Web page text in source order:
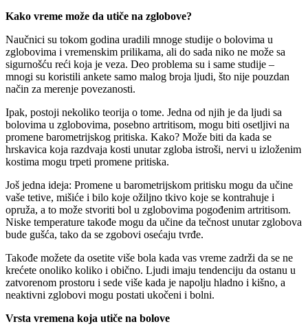
Kako vreme može da utiče na zglobove?
Naučnici su tokom godina uradili mnoge studije o bolovima u
zglobovima i vremenskim prilikama, ali do sada niko ne može sa
sigurnošću reći koja je veza. Deo problema su i same studije –
mnogi su koristili ankete samo malog broja ljudi, što nije pouzdan
način za merenje povezanosti.
Ipak, postoji nekoliko teorija o tome. Jedna od njih je da ljudi sa
bolovima u zglobovima, posebno artritisom, mogu biti osetljivi na
promene barometrijskog pritiska. Kako? Može biti da kada se
hrskavica koja razdvaja kosti unutar zgloba istroši, nervi u izloženim
kostima mogu trpeti promene pritiska.
Još jedna ideja: Promene u barometrijskom pritisku mogu da učine
vaše tetive, mišiće i bilo koje ožiljno tkivo koje se kontrahuje i
opruža, a to može stvoriti bol u zglobovima pogođenim artritisom.
Niske temperature takođe mogu da učine da tečnost unutar zglobova
bude gušća, tako da se zgobovi osećaju tvrđe.
Takođe možete da osetite više bola kada vas vreme zadrži da se ne
krećete onoliko koliko i obično. Ljudi imaju tendenciju da ostanu u
zatvorenom prostoru i sede više kada je napolju hladno i kišno, a
neaktivni zglobovi mogu postati ukočeni i bolni.
Vrsta vremena koja utiče na bolove